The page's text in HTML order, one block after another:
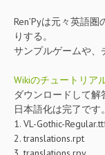
Ren’Pyは元々英語
りする。
サンプルゲームや、
Wikiのチュートリア
ダウンロードして
日本語化は完了です。
1. VL-Gothic-
2. translations.rpt